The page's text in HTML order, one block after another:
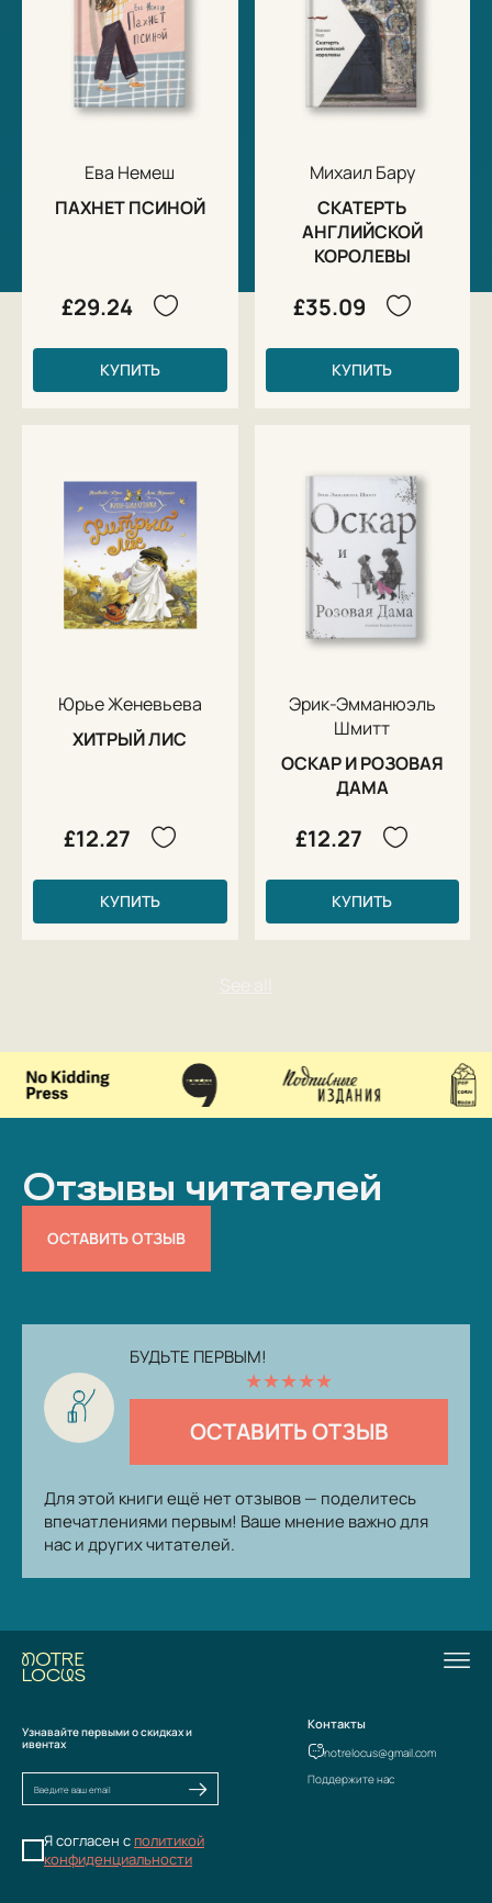
Ева Немеш
ПАХНЕТ ПСИНОЙ
£29.24
КУПИТЬ
Михаил Бару
СКАТЕРТЬ
АНГЛИЙСКОЙ
КОРОЛЕВЫ
£35.09
КУПИТЬ
Юрье Женевьева
ХИТРЫЙ ЛИС
£12.27
КУПИТЬ
Эрик-Эмманюэль
Шмитт
ОСКАР И РОЗОВАЯ
ДАМА
£12.27
КУПИТЬ
Отзывы читателей
ОСТАВИТЬ ОТЗЫВ
БУДЬТЕ ПЕРВЫМ!
★★★★★
ОСТАВИТЬ ОТЗЫВ
Для этой книги ещё нет отзывов — поделитесь
впечатлениями первым! Ваше мнение важно для
нас и других читателей.
Узнавайте первыми о скидках и
ивентах
Я согласен с политикой
конфиденциальности
Контакты
notrelocus@gmail.com
Поддержите нас